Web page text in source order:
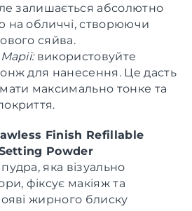
залишається абсолютно
на обличчі, створюючи
сяйва.
використовуйте
для нанесення. Це дасть
максимально тонке та
Finish Refillable
Powder
яка візуально
фіксує макіяж та
жирного блиску